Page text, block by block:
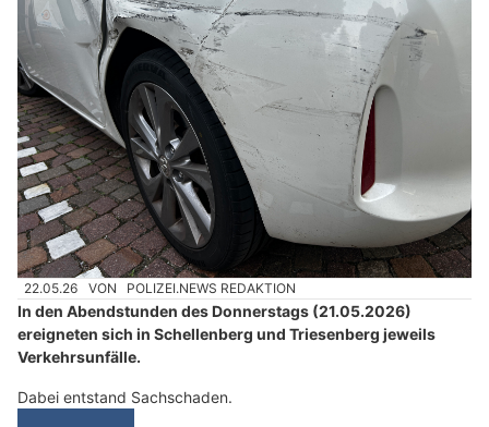
22.05.26 VON POLIZEI.NEWS REDAKTION
In den Abendstunden des Donnerstags (21.05.2026)
ereigneten sich in Schellenberg und Triesenberg jeweils
Verkehrsunfälle.
Dabei entstand Sachschaden.